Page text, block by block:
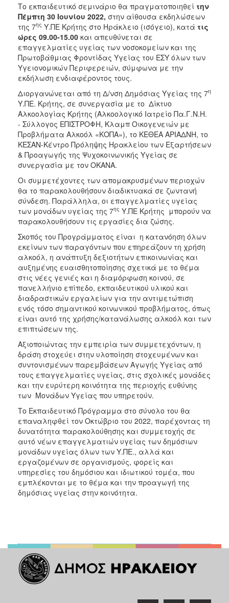
Το εκπαιδευτικό σεμινάριο θα πραγματοποιηθεί την
Πέμπτη 30 Ιουνίου 2022, στην αίθουσα εκδηλώσεων
της 7ης Υ.ΠΕ Κρήτης στο Ηράκλειο (ισόγειο), κατά τις
ώρες 09.00-15.00 και απευθύνεται σε
επαγγελματίες υγείας των νοσοκομείων και της
Πρωτοβάθμιας Φροντίδας Υγείας του ΕΣΥ όλων των
Υγειονομικών Περιφερειών, σύμφωνα με την
εκδήλωση ενδιαφέροντος τους.
Διοργανώνεται από τη Δ/νση Δημόσιας Υγείας της 7η
Υ.ΠΕ. Κρήτης, σε συνεργασία με το Δίκτυο
Αλκοολογίας Κρήτης (Αλκοολογικό Ιατρείο Πα.Γ.Ν.Η.
- Σύλλογος ΕΠΙΣΤΡΟΦΗ, Κλαμπ Οικογενειών με
Προβλήματα Αλκοόλ «ΚΟΠΑ»), το ΚΕΘΕΑ ΑΡΙΑΔΝΗ, το
ΚΕΣΑΝ-Κέντρο Πρόληψης Ηρακλείου των Εξαρτήσεων
& Προαγωγής της Ψυχοκοινωνικής Υγείας σε
συνεργασία με τον ΟΚΑΝΑ.
Οι συμμετέχοντες των απομακρυσμένων περιοχών
θα το παρακολουθήσουν διαδικτυακά σε ζωντανή
σύνδεση. Παράλληλα, οι επαγγελματίες υγείας
των μονάδων υγείας της 7ης Υ.ΠΕ Κρήτης μπορούν να
παρακολουθήσουν τις εργασίες δια ζώσης.
Σκοπός του Προγράμματος είναι η κατανόηση όλων
εκείνων των παραγόντων που επηρεάζουν τη χρήση
αλκοόλ, η ανάπτυξη δεξιοτήτων επικοινωνίας και
αυξημένης ευαισθητοποίησης σχετικά με το θέμα
στις νέες γενιές και η διαμόρφωση κοινού, σε
πανελλήνιο επίπεδο, εκπαιδευτικού υλικού και
διαδραστικών εργαλείων για την αντιμετώπιση
ενός τόσο σημαντικού κοινωνικού προβλήματος, όπως
είναι αυτό της χρήσης/κατανάλωσης αλκοόλ και των
επιπτώσεων της.
Αξιοποιώντας την εμπειρία των συμμετεχόντων, η
δράση στοχεύει στην υλοποίηση στοχευμένων και
συντονισμένων παρεμβάσεων Αγωγής Υγείας από
τους επαγγελματίες υγείας, στις σχολικές μονάδες
και την ευρύτερη κοινότητα της περιοχής ευθύνης
των Μονάδων Υγείας που υπηρετούν.
Το Εκπαιδευτικό Πρόγραμμα στο σύνολο του θα
επαναληφθεί τον Οκτώβριο του 2022, παρέχοντας τη
δυνατότητα παρακολούθησης και συμμετοχής σε
αυτό νέων επαγγελματιών υγείας των δημόσιων
μονάδων υγείας όλων των Υ.ΠΕ., αλλά και
εργαζομένων σε οργανισμούς, φορείς και
υπηρεσίες του δημόσιου και ιδιωτικού τομέα, που
εμπλέκονται με το θέμα και την προαγωγή της
δημόσιας υγείας στην κοινότητα.